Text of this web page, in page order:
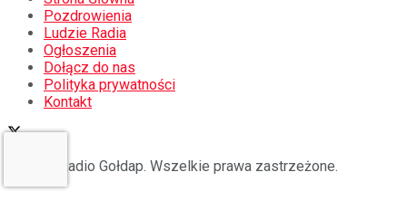
Pozdrowienia
Ludzie Radia
Ogłoszenia
Dołącz do nas
Polityka prywatności
Kontakt
© 2021 Radio Gołdap. Wszelkie prawa zastrzeżone.